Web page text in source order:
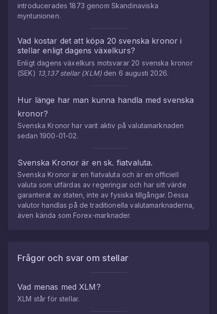
introducerades 1873 genom Skandinaviska
myntunionen.
Vad kostar det att köpa 20svenska kronor i
stellar enligt dagens växelkurs?
Enligt dagens växelkurs motsvarar 20 svenska kronor
(SEK) 13,137 stellar(XLM)den 6 augusti 2026.
Hur länge har man kunna handla medsvenska
kronor?
Svenska Kronor har varit aktiv på valutamarknaden
sedan 1900-01-02.
Svenska Kronor är en sk. fiatvaluta.
Svenska Kronor är en fiatvaluta och är en officiell
valuta som utfärdas av regeringar och har sitt värde
garanterat av staten, inte av fysiska tillgångar. Dessa
valutor handlas på de traditionella valutamarknaderna,
även kända som Forex-marknader.
Frågor och svar om stellar
Vad menas medXLM ?
XLM står för stellar.